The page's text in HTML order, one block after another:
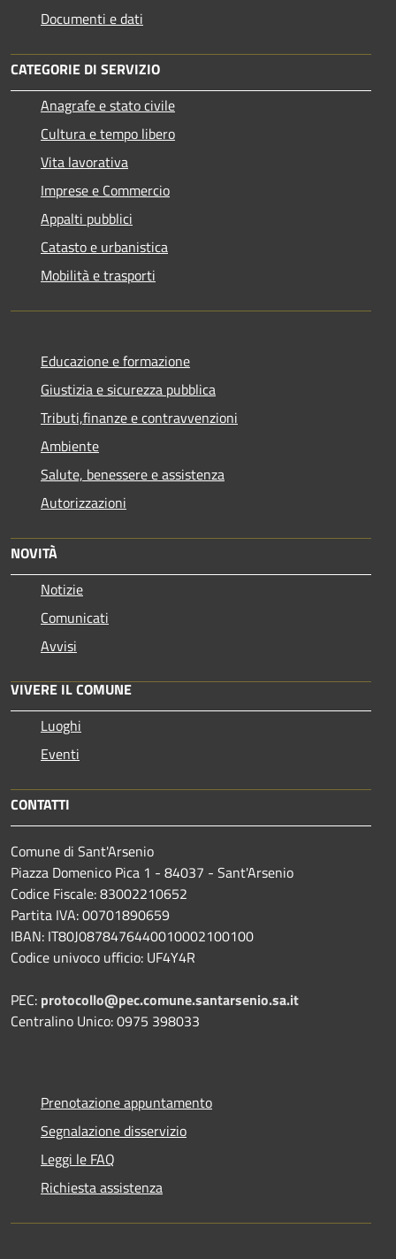
Documenti e dati
CATEGORIE DI SERVIZIO
Anagrafe e stato civile
Cultura e tempo libero
Vita lavorativa
Imprese e Commercio
Appalti pubblici
Catasto e urbanistica
Mobilità e trasporti
Educazione e formazione
Giustizia e sicurezza pubblica
Tributi,finanze e contravvenzioni
Ambiente
Salute, benessere e assistenza
Autorizzazioni
NOVITÀ
Notizie
Comunicati
Avvisi
VIVERE IL COMUNE
Luoghi
Eventi
CONTATTI
Comune di Sant'Arsenio
Piazza Domenico Pica 1 - 84037 - Sant'Arsenio
Codice Fiscale: 83002210652
Partita IVA: 00701890659
IBAN: IT80J0878476440010002100100
Codice univoco ufficio: UF4Y4R
PEC: protocollo@pec.comune.santarsenio.sa.it
Centralino Unico: 0975 398033
Prenotazione appuntamento
Segnalazione disservizio
Leggi le FAQ
Richiesta assistenza